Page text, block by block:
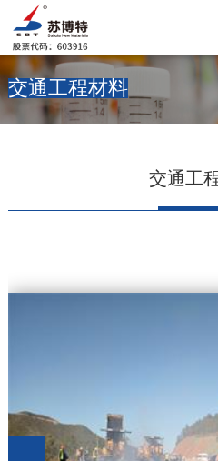
交通工程材料
交通工